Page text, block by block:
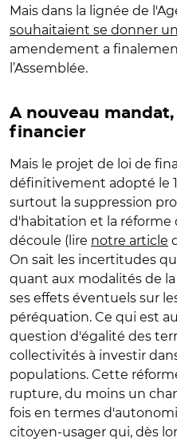
Mais dans la lignée de
souhaitaient se donner
amendement a
l’Assemblée.
A nouveau
financier
Mais le projet de loi de
définitivement adopté le
surtout la suppression
d'habitation et la réforme
découle (lire notre article
On sait les incertitudes
quant aux modalités de
ses effets éventuels sur
péréquation. Ce qui est
question d'égalité des
collectivités à investir
populations. Cette
rupture, du moins un
fois en termes
citoyen-usager qui, dès